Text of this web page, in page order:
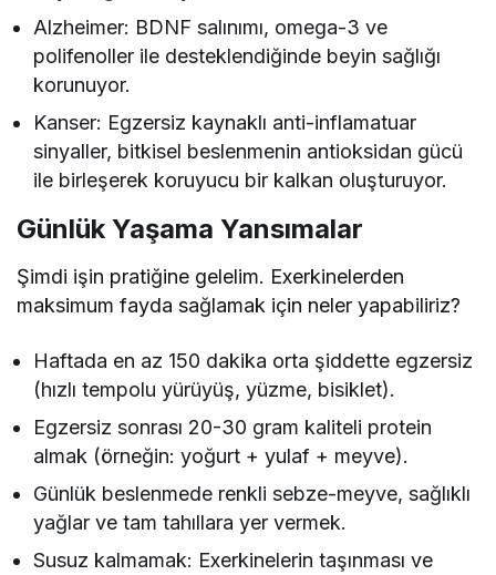
Alzheimer: BDNF salınımı, omega-3 ve
polifenoller ile desteklendiğinde beyin sağlığı
korunuyor.
Kanser: Egzersiz kaynaklı anti-inflamatuar
sinyaller, bitkisel beslenmenin antioksidan gücü
ile birleşerek koruyucu bir kalkan oluşturuyor.
Günlük Yaşama Yansımalar
Şimdi işin pratiğine gelelim. Exerkinelerden
maksimum fayda sağlamak için neler yapabiliriz?
Haftada en az 150 dakika orta şiddette egzersiz
(hızlı tempolu yürüyüş, yüzme, bisiklet).
Egzersiz sonrası 20-30 gram kaliteli protein
almak (örneğin: yoğurt + yulaf + meyve).
Günlük beslenmede renkli sebze-meyve, sağlıklı
yağlar ve tam tahıllara yer vermek.
Susuz kalmamak: Exerkinelerin taşınması ve